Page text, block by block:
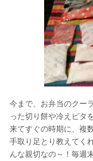
今まで、お弁当のクー
った切り餅や冷えピタ
来てすぐの時期に、複
手取り足とり教えてく
んな親切なの～！毎週